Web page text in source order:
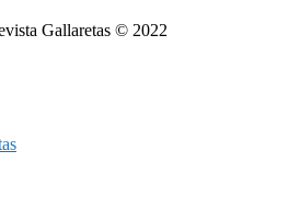
Gallaretas © 2022